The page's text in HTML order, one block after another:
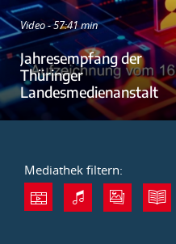
Video - 57:41 min
Jahresempfang der
Thüringer
Landesmedienanstalt
Mediathek filtern: